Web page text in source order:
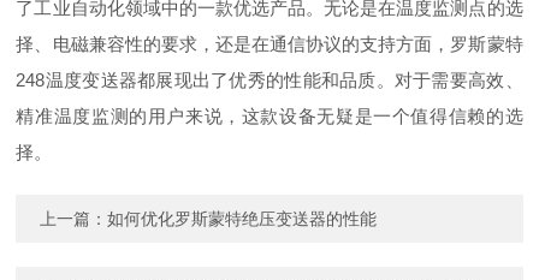
了工业自动化领域中的一款优选产品。无论是在温度监测点的选
择、电磁兼容性的要求，还是在通信协议的支持方面，罗斯蒙特
248温度变送器都展现出了优秀的性能和品质。对于需要高效、
精准温度监测的用户来说，这款设备无疑是一个值得信赖的选
择。
上一篇：如何优化罗斯蒙特绝压变送器的性能